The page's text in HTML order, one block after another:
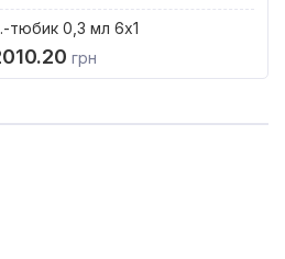
тюбик 0,3 мл 6x1
грн